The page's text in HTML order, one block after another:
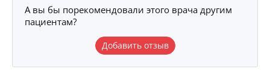
А вы бы порекомендовали этого врача другим
пациентам?
Добавить отзыв